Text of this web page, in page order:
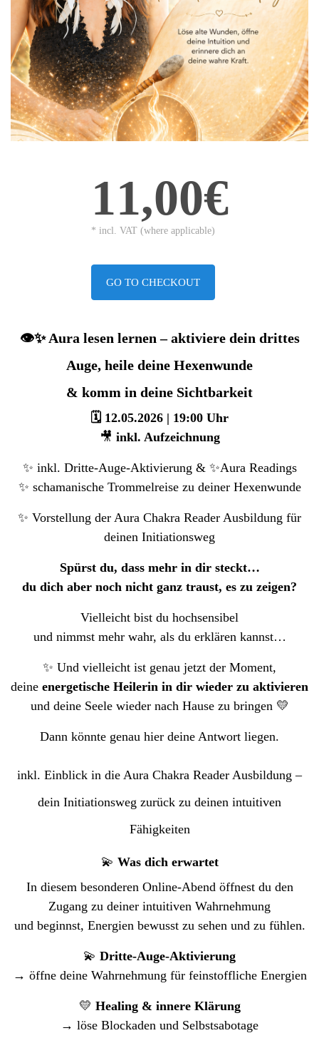
11,00€
* incl. VAT (where applicable)
GO TO CHECKOUT
👁️✨ Aura lesen lernen – aktiviere dein drittes
Auge, heile deine Hexenwunde
& komm in deine Sichtbarkeit
🗓 12.05.2026 | 19:00 Uhr
🎥 inkl. Aufzeichnung
✨ inkl. Dritte-Auge-Aktivierung & ✨Aura Readings
✨ schamanische Trommelreise zu deiner Hexenwunde
✨ Vorstellung der Aura Chakra Reader Ausbildung für
deinen Initiationsweg
Spürst du, dass mehr in dir steckt…
du dich aber noch nicht ganz traust, es zu zeigen?
Vielleicht bist du hochsensibel
und nimmst mehr wahr, als du erklären kannst…
✨ Und vielleicht ist genau jetzt der Moment,
deine energetische Heilerin in dir wieder zu aktivieren
und deine Seele wieder nach Hause zu bringen 💛
Dann könnte genau hier deine Antwort liegen.
inkl. Einblick in die Aura Chakra Reader Ausbildung –
dein Initiationsweg zurück zu deinen intuitiven
Fähigkeiten
💫 Was dich erwartet
In diesem besonderen Online-Abend öffnest du den
Zugang zu deiner intuitiven Wahrnehmung
und beginnst, Energien bewusst zu sehen und zu fühlen.
💫 Dritte-Auge-Aktivierung
→ öffne deine Wahrnehmung für feinstoffliche Energien
💛 Healing & innere Klärung
→ löse Blockaden und Selbstsabotage